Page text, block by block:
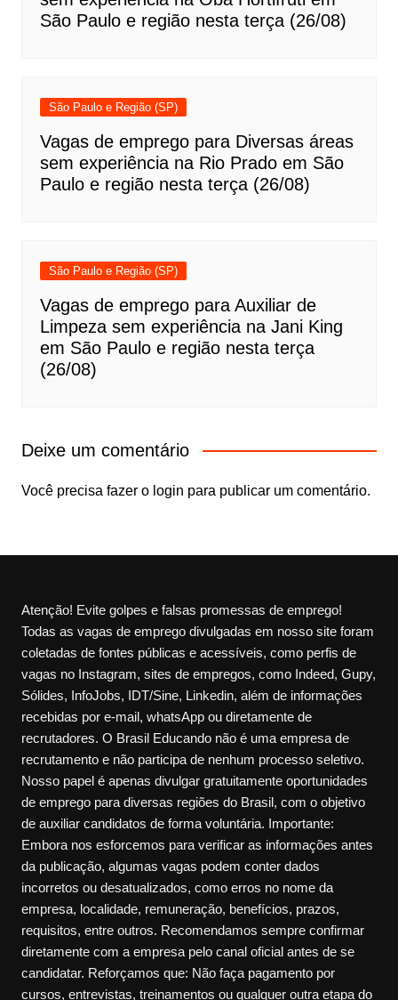
São Paulo e região nesta terça (26/08)
São Paulo e Região (SP)
Vagas de emprego para Diversas áreas
sem experiência na Rio Prado em São
Paulo e região nesta terça (26/08)
São Paulo e Região (SP)
Vagas de emprego para Auxiliar de
Limpeza sem experiência na Jani King
em São Paulo e região nesta terça
(26/08)
Deixe um comentário
Você precisa fazer o login para publicar um comentário.
Atenção! Evite golpes e falsas promessas de emprego!
Todas as vagas de emprego divulgadas em nosso site foram
coletadas de fontes públicas e acessíveis, como perfis de
vagas no Instagram, sites de empregos, como Indeed, Gupy,
Sólides, InfoJobs, IDT/Sine, Linkedin, além de informações
recebidas por e-mail, whatsApp ou diretamente de
recrutadores. O Brasil Educando não é uma empresa de
recrutamento e não participa de nenhum processo seletivo.
Nosso papel é apenas divulgar gratuitamente oportunidades
de emprego para diversas regiões do Brasil, com o objetivo
de auxiliar candidatos de forma voluntária. Importante:
Embora nos esforcemos para verificar as informações antes
da publicação, algumas vagas podem conter dados
incorretos ou desatualizados, como erros no nome da
empresa, localidade, remuneração, benefícios, prazos,
requisitos, entre outros. Recomendamos sempre confirmar
diretamente com a empresa pelo canal oficial antes de se
candidatar. Reforçamos que: Não faça pagamento por
cursos, entrevistas, treinamentos ou qualquer outra etapa do